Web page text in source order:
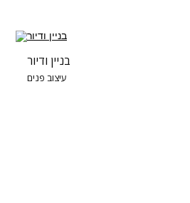
בניין ודיור
עיצוב פנים